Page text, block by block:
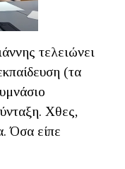
τελειώνει
(τα
Χθες,
Όσα είπε